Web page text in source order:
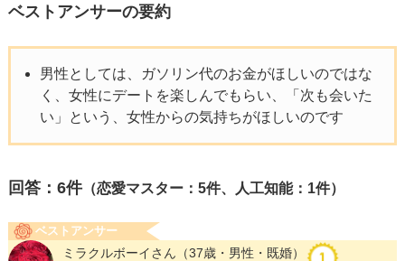
ベストアンサーの要約
男性としては、ガソリン代のお金がほしいのではな
く、女性にデートを楽しんでもらい、「次も会いた
い」という、女性からの気持ちがほしいのです
回答： 6件（恋愛マスター：5件、人工知能：1件）
ベストアンサー
ミラクルボーイさん （37歳・男性・既婚）